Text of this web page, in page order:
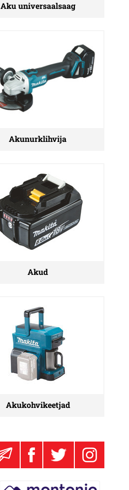
Aku universaalsaag
Akunurklihvija
Akud
Akukohvikeetjad